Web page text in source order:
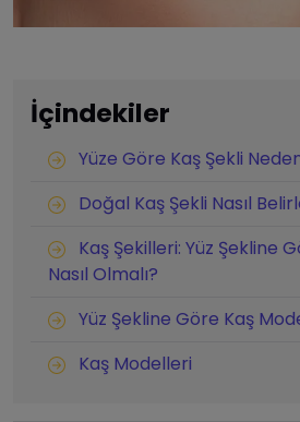
İçindekiler
Yüze Göre Kaş Şekli
Doğal Kaş Şekli Nasıl
Kaş Şekilleri: Yüz Şekline
Nasıl Olmalı?
Yüz Şekline Göre Kaş
Kaş Modelleri